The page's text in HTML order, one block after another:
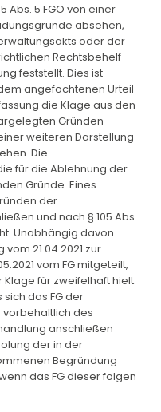
Abs. 5 FGO von einer
absehen,
oder der
Rechtsbehelf
feststellt. Dies ist
angefochtenen Urteil
die Klage aus den
Gründen
weiteren Darstellung
Die
für die Ablehnung der
Gründe. Eines
der
und nach § 105 Abs.
Unabhängig davon
21.04.2021 zur
vom FG mitgeteilt,
für zweifelhaft hielt.
das FG der
vorbehaltlich des
anschließen
der in der
Begründung
das FG dieser folgen